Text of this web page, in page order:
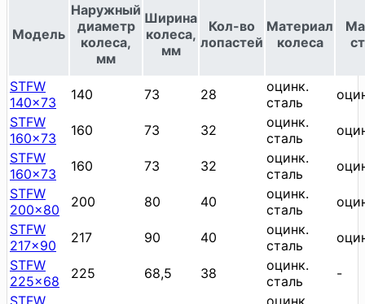
Модель
Наружный
диаметр
колеса,
мм
Ширина
колеса,
мм
Кол-во
лопастей
Материал
колеса
STFW
140x73
140 73 28
оцинк.
сталь
STFW
160x73
160 73 32
оцинк.
сталь
STFW
160x73
160 73 32
оцинк.
сталь
STFW
200x80
200 80 40
оцинк.
сталь
STFW
217x90
217 90 40
оцинк.
сталь
STFW
225x68
225 68,5 38
оцинк.
сталь
-
STFW
оцинк.